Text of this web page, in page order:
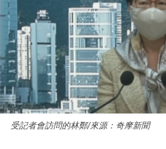
受記者會訪問的林鄭/來源：奇摩新聞